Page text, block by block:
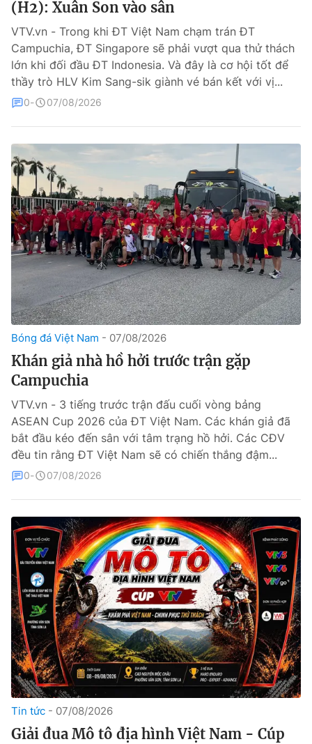
Bóng đá
Thể thao Điện tử
Các môn khác
VIDEO
Bên lề
THỜI BÁO VTV
Theo dõi báo trên
Cơ quan chủ quản:
Cơ quan báo chí:Thời báo VTV
Giấy phép hoạt động báo in và báo điện tử số 483/GP-BTTTT
cấp ngày 29/12/2023
Tổng Biên tập:Vũ Thanh Thủy
Phó Tổng Biên tập:Nguyễn Thị Mỹ Hạnh, Phạm Quốc Thắng,
Ðiện thoại Thời báo VTV:024.66 897 897
Liên hệ quảng cáo:0966 196 377
Email:toasoan@vtv.vn
(H2): Xuân Son vào sân
VTV.vn - Trong khi ĐT Việt Nam chạm trán ĐT
Campuchia, ĐT Singapore sẽ phải vượt qua thử thách
lớn khi đối đầu ĐT Indonesia. Và đây là cơ hội tốt để
thầy trò HLV Kim Sang-sik giành vé bán kết với vị...
0 07/08/2026
Bóng đá Việt Nam 07/08/2026
Khán giả nhà hồ hởi trước trận gặp
Campuchia
VTV.vn - 3 tiếng trước trận đấu cuối vòng bảng
ASEAN Cup 2026 của ĐT Việt Nam. Các khán giả đã
bắt đầu kéo đến sân với tâm trạng hồ hởi. Các CĐV
đều tin rằng ĐT Việt Nam sẽ có chiến thắng đậm...
0 07/08/2026
Tin tức 07/08/2026
Giải đua Mô tô địa hình Việt Nam - Cúp